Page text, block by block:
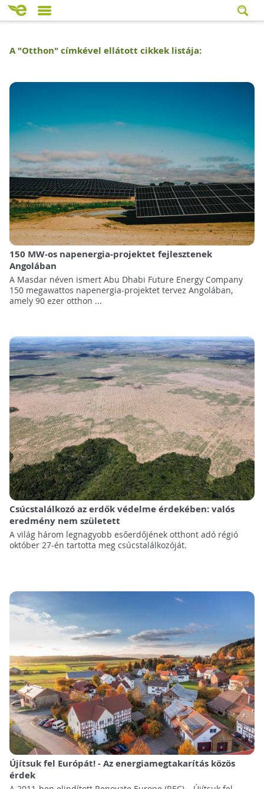
A "Otthon" címkével ellátott cikkek listája:
150 MW-os napenergia-projektet fejlesztenek
Angolában
A Masdar néven ismert Abu Dhabi Future Energy Company
150 megawattos napenergia-projektet tervez Angolában,
amely 90 ezer otthon ...
Csúcstalálkozó az erdők védelme érdekében: valós
eredmény nem született
A világ három legnagyobb esőerdőjének otthont adó régió
október 27-én tartotta meg csúcstalálkozóját.
Újítsuk fel Európát! - Az energiamegtakarítás közös
érdek